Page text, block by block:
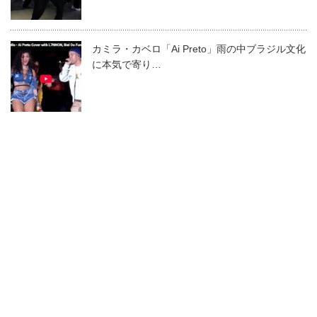
カミラ・カベロ「Ai Preto」雨の中ブラジル文化
に本気で寄り…